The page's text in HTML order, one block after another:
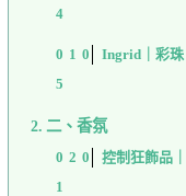
Ingrid｜彩珠
二、香氛
控制狂飾品